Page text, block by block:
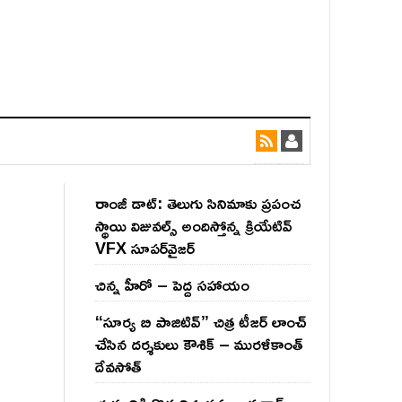
రాంజీ డాట్: తెలుగు సినిమాకు ప్రపంచ
స్థాయి విజువల్స్ అందిస్తోన్న క్రియేటివ్
VFX సూపర్‌వైజర్
చిన్న హీరో – పెద్ద సహాయం
“సూర్య బి పాజిటివ్” చిత్ర టీజర్ లాంచ్
చేసిన‌ దర్శకులు కౌశిక్ – మురళీకాంత్
దేవసోత్